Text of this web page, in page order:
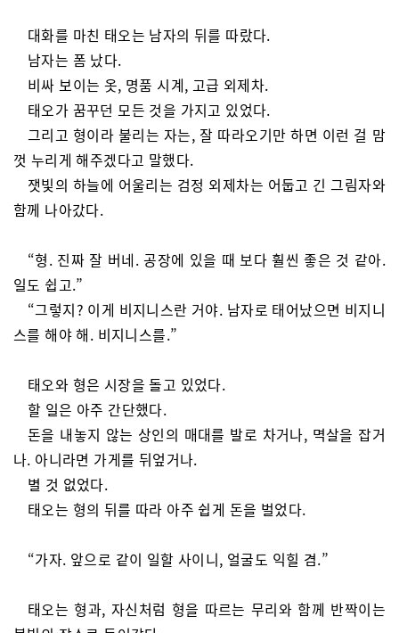
대화를 마친 태오는 남자의 뒤를 따랐다.
남자는 폼 났다.
비싸 보이는 옷, 명품 시계, 고급 외제차.
태오가 꿈꾸던 모든 것을 가지고 있었다.
그리고 형이라 불리는 자는, 잘 따라오기만 하면 이런 걸 맘
껏 누리게 해주겠다고 말했다.
잿빛의 하늘에 어울리는 검정 외제차는 어둡고 긴 그림자와
함께 나아갔다.
“형. 진짜 잘 버네. 공장에 있을 때 보다 훨씬 좋은 것 같아.
일도 쉽고.”
“그렇지? 이게 비지니스란 거야. 남자로 태어났으면 비지니
스를 해야 해. 비지니스를.”
태오와 형은 시장을 돌고 있었다.
할 일은 아주 간단했다.
돈을 내놓지 않는 상인의 매대를 발로 차거나, 멱살을 잡거
나. 아니라면 가게를 뒤엎거나.
별 것 없었다.
태오는 형의 뒤를 따라 아주 쉽게 돈을 벌었다.
“가자. 앞으로 같이 일할 사이니, 얼굴도 익힐 겸.”
태오는 형과, 자신처럼 형을 따르는 무리와 함께 반짝이는